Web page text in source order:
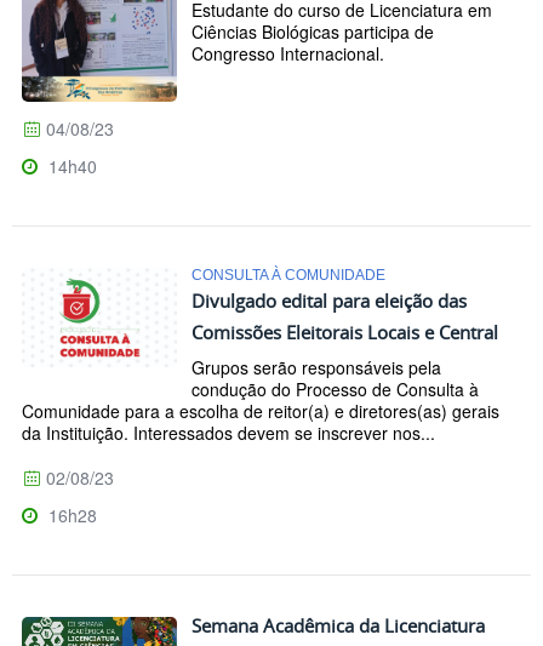
Estudante do curso de Licenciatura em
Ciências Biológicas participa de
Congresso Internacional.
04/08/23
14h40
CONSULTA À COMUNIDADE
Divulgado edital para eleição das
Comissões Eleitorais Locais e Central
Grupos serão responsáveis pela
condução do Processo de Consulta à
Comunidade para a escolha de reitor(a) e diretores(as) gerais
da Instituição. Interessados devem se inscrever nos...
02/08/23
16h28
Semana Acadêmica da Licenciatura